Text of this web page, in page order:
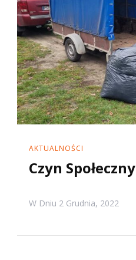
AKTUALNOŚCI
Czyn Społeczny
W Dniu 2 Grudnia, 2022